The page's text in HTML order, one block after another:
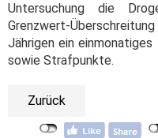
Untersuchung die
Grenzwert-
Jährigen ein
sowie Strafpunkte.
Zurück